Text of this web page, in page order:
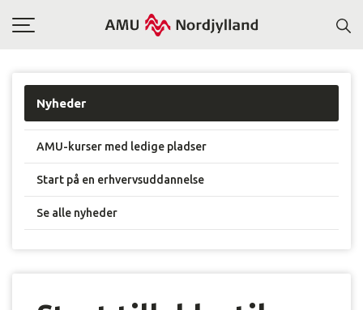
Toggle
Nyheder
AMU-kurser med ledige pladser
Start på en erhvervsuddannelse
Se alle nyheder